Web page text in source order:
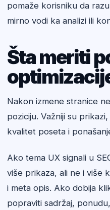
pomaže korisniku da
mirno vodi ka analizi ili
Šta meriti
Nakon izmene stranice
poziciju. Važniji su
kvalitet poseta i
Ako tema UX signali u
više prikaza, ali ne i više
i meta opis. Ako dobija
popraviti sadržaj,